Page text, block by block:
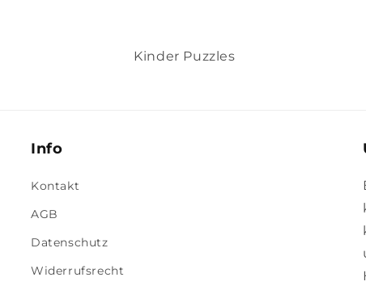
Kinder Puzzles
Info
Kontakt
AGB
Datenschutz
Widerrufsrecht